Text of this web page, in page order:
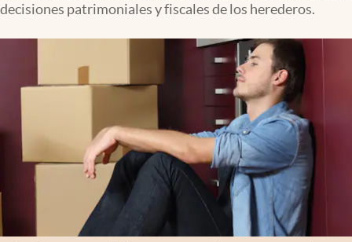
decisiones patrimoniales y fiscales de los herederos.